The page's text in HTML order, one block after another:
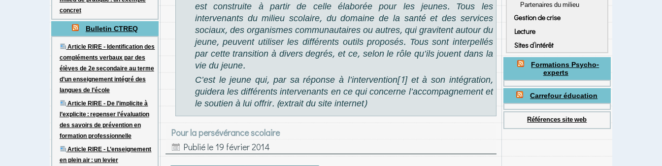
concret
Bulletin CTREQ
Article RIRE - Identification des
compléments verbaux par des
élèves de 2e secondaire au terme
d’un enseignement intégré des
langues de l’école
Article RIRE - De l’implicite à
l’explicite : repenser l’évaluation
des savoirs de prévention en
formation professionnelle
Article RIRE - L’enseignement
en plein air : un levier
est construite à partir de celle élaborée pour les jeunes. Tous les
intervenants du milieu scolaire, du domaine de la santé et des services
sociaux, des organismes communautaires ou autres, qui gravitent autour du
jeune, peuvent utiliser les différents outils proposés. Tous sont interpellés
par cette transition à divers degrés, et ce, selon le rôle qu’ils jouent dans la
vie du jeune.
C’est le jeune qui, par sa réponse à l’intervention[1] et à son intégration,
guidera les différents intervenants en ce qui concerne l’accompagnement et
le soutien à lui offrir. (extrait du site internet)
Pour la persévérance scolaire
Publié le 19 février 2014
Partenaires du milieu
Gestion de crise
Lecture
Sites d’intérêt
Formations Psycho-
experts
Carrefour éducation
Références site web